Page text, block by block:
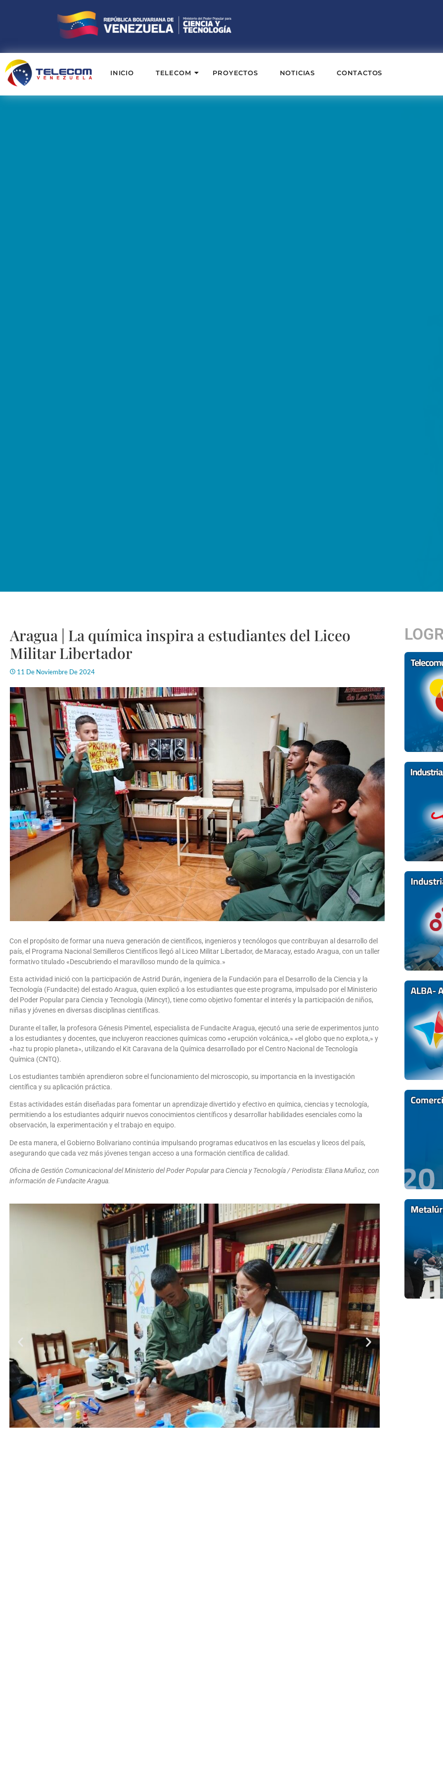
INICIO TELECOM PROYECTOS NOTICIAS CONTACTOS
Aragua | La química inspira a estudiantes del Liceo
Militar Libertador
11 De Noviembre De 2024
Con el propósito de formar una nueva generación de científicos, ingenieros y tecnólogos que contribuyan al desarrollo del
país, el Programa Nacional Semilleros Científicos llegó al Liceo Militar Libertador, de Maracay, estado Aragua, con un taller
formativo titulado «Descubriendo el maravilloso mundo de la química.»
Esta actividad inició con la participación de Astrid Durán, ingeniera de la Fundación para el Desarrollo de la Ciencia y la
Tecnología (Fundacite) del estado Aragua, quien explicó a los estudiantes que este programa, impulsado por el Ministerio
del Poder Popular para Ciencia y Tecnología (Mincyt), tiene como objetivo fomentar el interés y la participación de niños,
niñas y jóvenes en diversas disciplinas científicas.
Durante el taller, la profesora Génesis Pimentel, especialista de Fundacite Aragua, ejecutó una serie de experimentos junto
a los estudiantes y docentes, que incluyeron reacciones químicas como «erupción volcánica,» «el globo que no explota,» y
«haz tu propio planeta», utilizando el Kit Caravana de la Química desarrollado por el Centro Nacional de Tecnología
Química (CNTQ).
Los estudiantes también aprendieron sobre el funcionamiento del microscopio, su importancia en la investigación
científica y su aplicación práctica.
Estas actividades están diseñadas para fomentar un aprendizaje divertido y efectivo en química, ciencias y tecnología,
permitiendo a los estudiantes adquirir nuevos conocimientos científicos y desarrollar habilidades esenciales como la
observación, la experimentación y el trabajo en equipo.
De esta manera, el Gobierno Bolivariano continúa impulsando programas educativos en las escuelas y liceos del país,
asegurando que cada vez más jóvenes tengan acceso a una formación científica de calidad.
Oficina de Gestión Comunicacional del Ministerio del Poder Popular para Ciencia y Tecnología / Periodista: Eliana Muñoz, con
información de Fundacite Aragua.